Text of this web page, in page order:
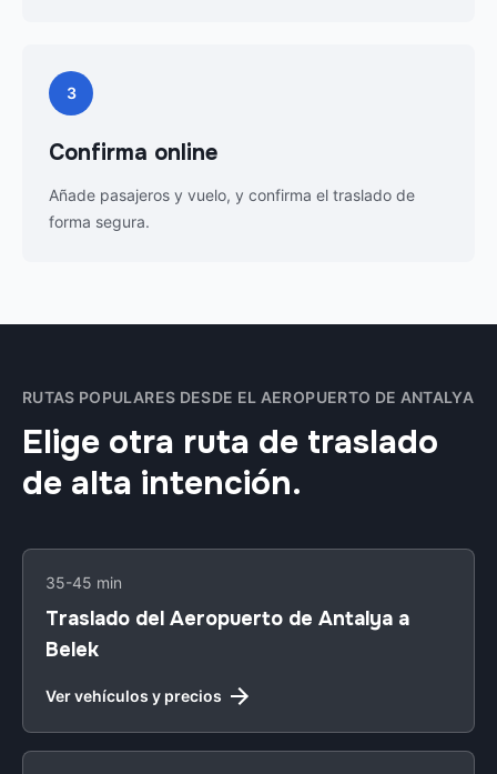
3
Confirma online
Añade pasajeros y vuelo, y confirma el traslado de
forma segura.
RUTAS POPULARES DESDE EL AEROPUERTO DE ANTALYA
Elige otra ruta de traslado
de alta intención.
35-45 min
Traslado del Aeropuerto de Antalya a
Belek
Ver vehículos y precios